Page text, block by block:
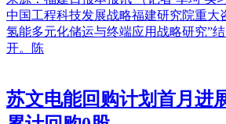
中国工程科技发展战略福建研究院重大
氢能多元化储运与终端应用战略研究”
开。陈
苏文电能回购计划首月进